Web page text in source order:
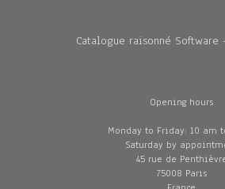
Catalogue raisonné Software
Opening hours
Monday to Friday: 10 am
Saturday by
45 rue de
75008 Paris